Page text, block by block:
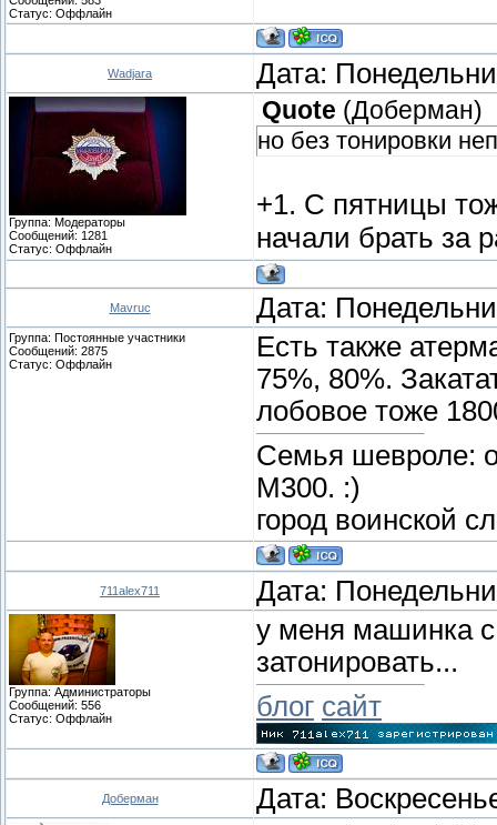
Статус: Оффлайн
Wadjara Дата:
Группа: Модераторы
Сообщений: 1281
Статус: Оффлайн
Quote (Доберман)
но без тонировки
+1. С пятницы
начали брать за
Mavruc Дата:
Группа: Постоянные участники
Сообщений: 2875
Статус: Оффлайн
Есть также
75%, 80%.
лобовое тоже
Семья шевроле:
М300. :)
город воинской
711alex711 Дата:
Группа: Администраторы
Сообщений: 556
Статус: Оффлайн
у меня машинка
затонировать...
блог сайт
Доберман Дата: